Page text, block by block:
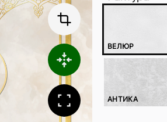
ВЕЛЮР
АНТИКА